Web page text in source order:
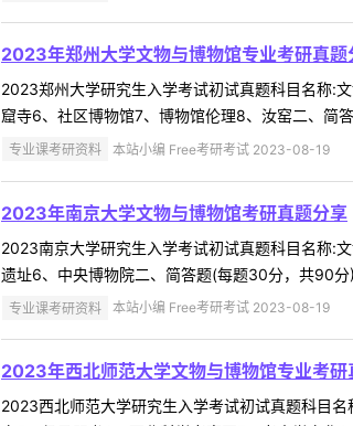
2023年郑州大学文物与博物馆专业考研真题
2023郑州大学研究生入学考试初试真题科目名称:
窟寺6、社区博物馆7、博物馆伦理8、汝窑二、简
专业课考研资料 本站小编 Free考研考试 2023-08-19
2023年南京大学文物与博物馆考研真题分享
2023南京大学研究生入学考试初试真题科目名称:
遗址6、中央博物院二、简答题(每题30分，共90
专业课考研资料 本站小编 Free考研考试 2023-08-19
2023年西北师范大学文物与博物馆专业考研
2023西北师范大学研究生入学考试初试真题科目